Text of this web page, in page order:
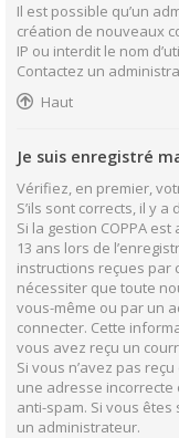
Il est possible qu’un
création de nouveaux
IP ou interdit le nom
Contactez un
Haut
Je suis enregistré
Vérifiez, en premier,
S’ils sont corrects, il y
Si la gestion COPPA
13 ans lors de
instructions reçues par
nécessiter que toute
vous-même ou par un
connecter. Cette
vous avez reçu un
Si vous n’avez pas
une adresse
anti-spam. Si vous
un administrateur.